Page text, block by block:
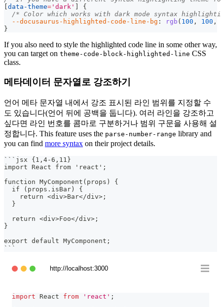
[data-theme= 'dark' ]
{
/* Color which works with dark mode syntax
--docusaurus-highlighted-code-line-bg : rgb ( 100 , 100 ,
}
If you also need to style the highlighted code line in some other way,
you can target on theme-code-block-highlighted-line CSS
class.
메타데이터 문자열로 강조하기
언어 메타 문자열 내에서 강조 표시된 라인 범위를 지정할 수
도 있습니다(언어 뒤에 공백을 둡니다). 여러 라인을 강조하고
싶다면 라인 번호를 콤마로 구분하거나 범위 구문을 사용해 설
정합니다. This feature uses the parse-number-range library and
you can find more syntax on their project details.
``` jsx {1,4-6,11}
import React from 'react';
function MyComponent(props) {
  if (props.isBar) {
    return <div>Bar</div>;
  }
  return <div>Foo</div>;
}
export default MyComponent;
```
http://localhost:3000
import React from 'react' ;